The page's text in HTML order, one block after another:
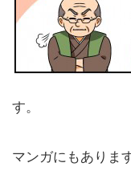
す。
マンガにもありま